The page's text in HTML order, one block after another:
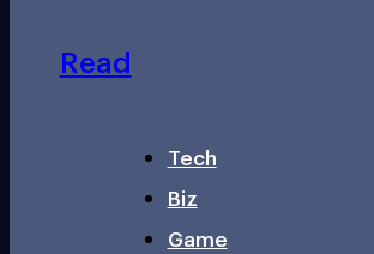
Read
Tech
Biz
Game